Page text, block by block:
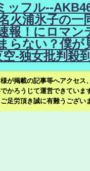
ッフル--
火浦氷子の一
報！にロマン
らない？僕が
空-独女批判殺
が掲載の記事等へアクセス
かろうじて運営できていま
ご足労頂き誠に有難うござい